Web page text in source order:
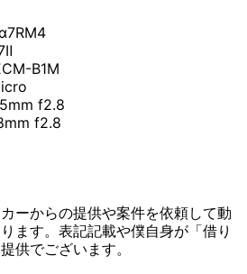
B1M
f2.8
f2.8
ーからの提供や案件を依頼して動
ます。表記記載や僕自身が「借り
供でございます。